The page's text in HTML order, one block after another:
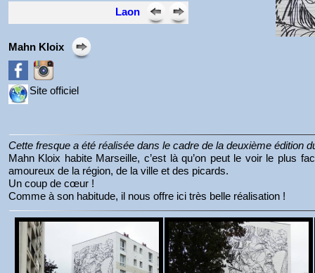
Laon
Mahn Kloix
Site officiel
Cette fresque a été réalisée dans le cadre de la deuxième édition
Mahn Kloix habite Marseille, c’est là qu’on peut le voir le plus
amoureux de la région, de la ville et des picards.
Un coup de cœur !
Comme à son habitude, il nous offre ici très belle réalisation !